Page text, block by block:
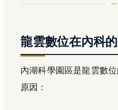
龍雲數位在內科
內湖科學園區是龍雲數
原因：